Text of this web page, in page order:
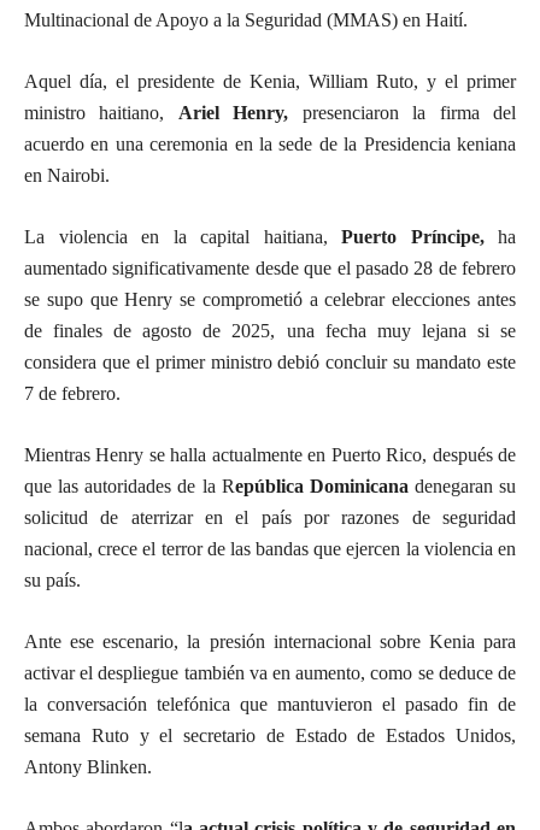
Multinacional de Apoyo a la Seguridad (MMAS) en Haití.
Aquel día, el presidente de Kenia, William Ruto, y el primer
ministro haitiano, Ariel Henry, presenciaron la firma del
acuerdo en una ceremonia en la sede de la Presidencia keniana
en Nairobi.
La violencia en la capital haitiana, Puerto Príncipe,ha
aumentado significativamente desde que el pasado 28 de febrero
se supo que Henry se comprometió a celebrar elecciones antes
de finales de agosto de 2025, una fecha muy lejana si se
considera que el primer ministro debió concluir su mandato este
7 de febrero.
Mientras Henry se halla actualmente en Puerto Rico, después de
que las autoridades de la República Dominicana denegaran su
solicitud de aterrizar en el país por razones de seguridad
nacional, crece el terror de las bandas que ejercen la violencia en
su país.
Ante ese escenario, la presión internacional sobre Kenia para
activar el despliegue también va en aumento, como se deduce de
la conversación telefónica que mantuvieron el pasado fin de
semana Ruto y el secretario de Estado de Estados Unidos,
Antony Blinken.